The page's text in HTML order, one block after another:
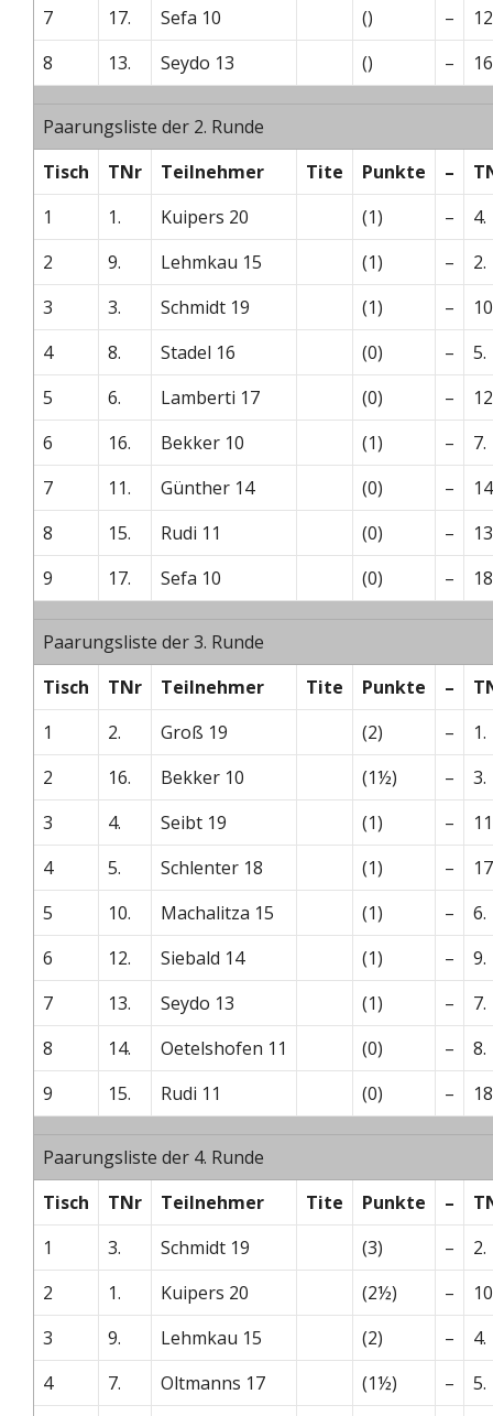
7
17. Sefa 10 () –
8
13. Seydo 13 () –
Paarungsliste der 2. Runde
Tisch
TNr Teilnehmer Tite Punkte –
1
1. Kuipers 20 (1) –
4.
2
9. Lehmkau 15 (1) –
2.
3
3. Schmidt 19 (1) –
4
8. Stadel 16 (0) –
5.
5
6. Lamberti 17 (0) –
6
16. Bekker 10 (1) –
7.
7
11. Günther 14 (0) –
8
15. Rudi 11 (0) –
9
17. Sefa 10 (0) –
Paarungsliste der 3. Runde
Tisch
TNr Teilnehmer Tite Punkte –
1
2. Groß 19 (2) –
1.
2
16. Bekker 10 (1½) –
3.
3
4. Seibt 19 (1) –
4
5. Schlenter 18 (1) –
5
10. Machalitza 15 (1) –
6.
6
12. Siebald 14 (1) –
9.
7
13. Seydo 13 (1) –
7.
8
14. Oetelshofen 11 (0) –
8.
9
15. Rudi 11 (0) –
Paarungsliste der 4. Runde
Tisch
TNr Teilnehmer Tite Punkte –
1
3. Schmidt 19 (3) –
2.
2
1. Kuipers 20 (2½) –
3
9. Lehmkau 15 (2) –
4.
4
7. Oltmanns 17 (1½) –
5.